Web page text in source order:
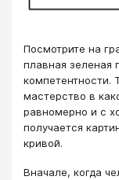
Посмотрите на
плавная зеленая
компетентности.
мастерство в
равномерно и с
получается
кривой.
Вначале, когда